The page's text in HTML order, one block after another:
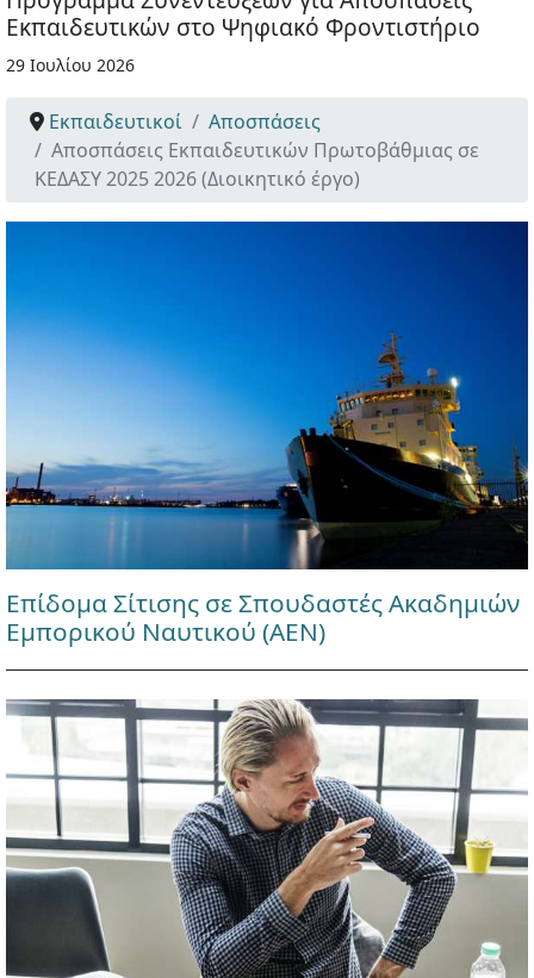
Εκπαιδευτικών στο Ψηφιακό Φροντιστήριο
29 Ιουλίου 2026
Εκπαιδευτικοί
Αποσπάσεις
Αποσπάσεις Εκπαιδευτικών Πρωτοβάθμιας σε
ΚΕΔΑΣΥ 2025 2026 (Διοικητικό έργο)
Επίδομα Σίτισης σε Σπουδαστές Ακαδημιών
Εμπορικού Ναυτικού (ΑΕΝ)